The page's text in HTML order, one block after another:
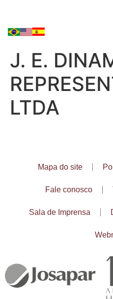
J. E.
LTDA
Mapa do site
Fale conosco
Sala de Imprensa